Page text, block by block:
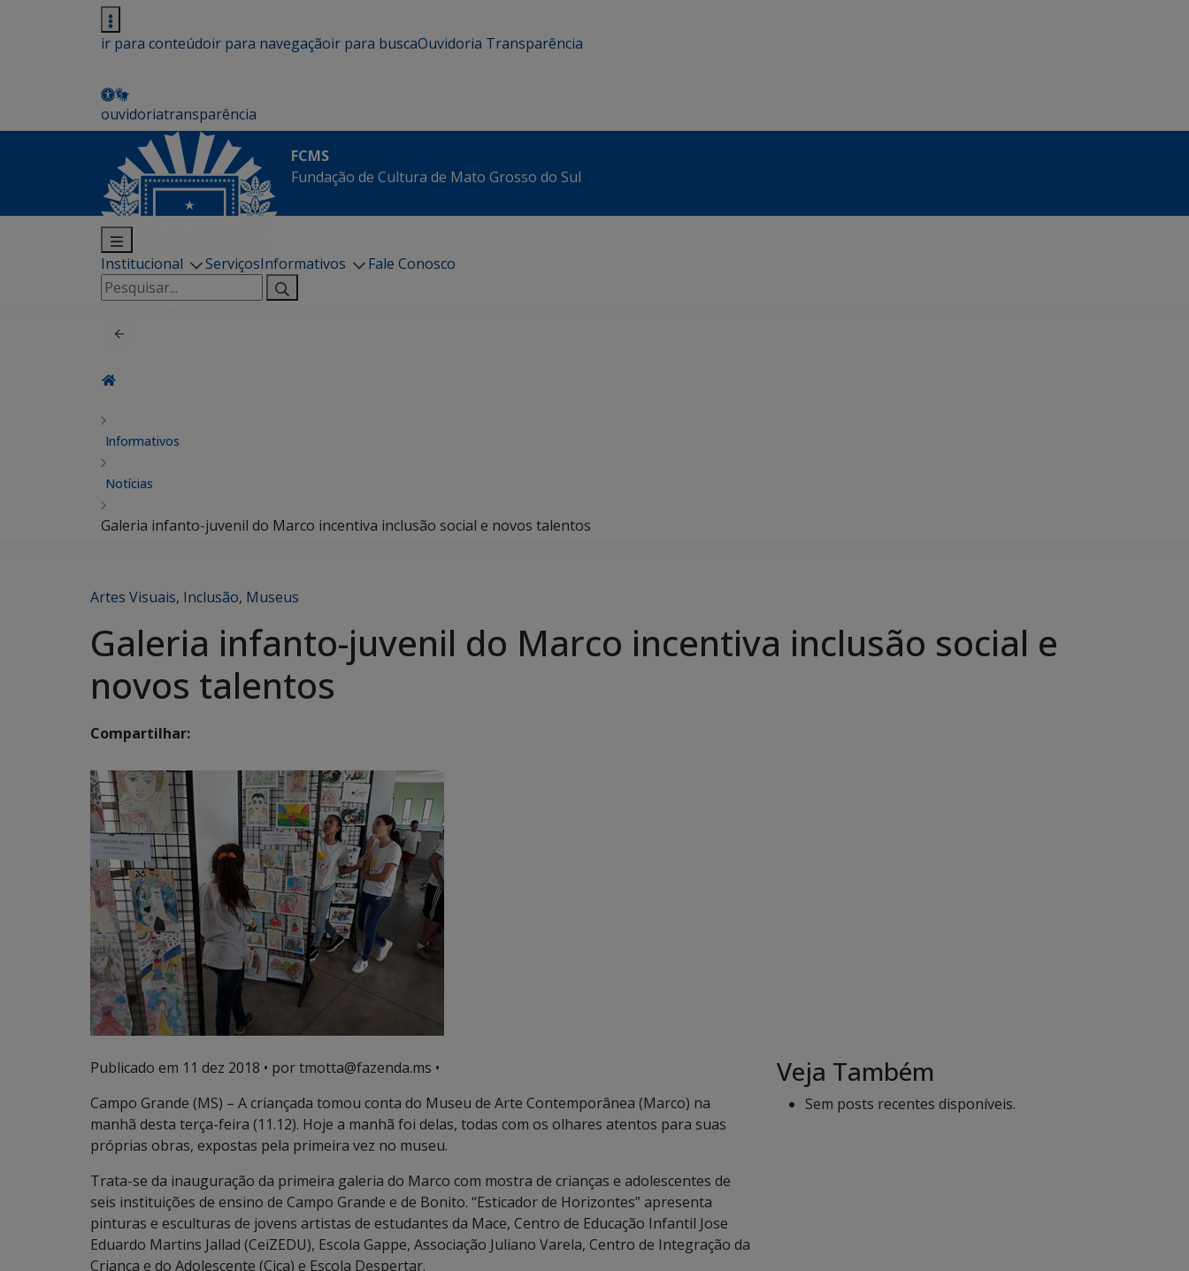
ir para conteúdoir para navegaçãoir para buscaOuvidoria Transparência
ouvidoriatransparência
FCMS
Fundação de Cultura de Mato Grosso do Sul
Institucional ServiçosInformativos
Fale Conosco
Pesquisar
por:
Informativos
Notícias
Galeria infanto-juvenil do Marco incentiva inclusão social e novos talentos
Artes Visuais, Inclusão, Museus
Galeria infanto-juvenil do Marco incentiva inclusão social e
novos talentos
Compartilhar:
Publicado em 11 dez 2018 • por tmotta@fazenda.ms •
Campo Grande (MS) – A criançada tomou conta do Museu de Arte Contemporânea (Marco) na
manhã desta terça-feira (11.12). Hoje a manhã foi delas, todas com os olhares atentos para suas
próprias obras, expostas pela primeira vez no museu.
Trata-se da inauguração da primeira galeria do Marco com mostra de crianças e adolescentes de
seis instituições de ensino de Campo Grande e de Bonito. “Esticador de Horizontes” apresenta
pinturas e esculturas de jovens artistas de estudantes da Mace, Centro de Educação Infantil Jose
Eduardo Martins Jallad (CeiZEDU), Escola Gappe, Associação Juliano Varela, Centro de Integração da
Criança e do Adolescente (Cica) e Escola Despertar.
Veja Também
Sem posts recentes disponíveis.